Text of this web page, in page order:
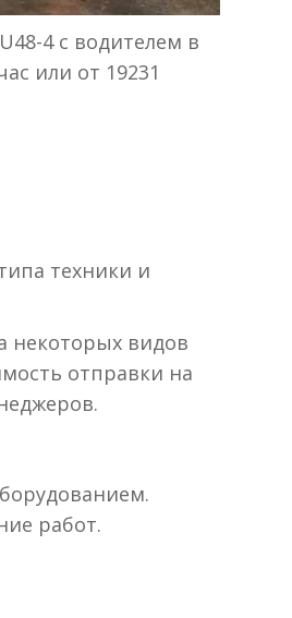
4 с водителем в
или от 19231
техники и
некоторых видов
отправки на
работ.